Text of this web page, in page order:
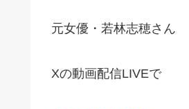
元女優・若林志穂さん
Xの動画配信LIVEで